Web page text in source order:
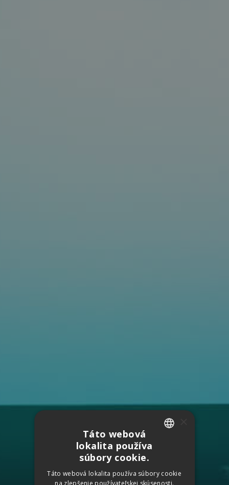
Táto webová
lokalita používa
súbory cookie.
Táto webová lokalita používa súbory cookie
na zlepšenie používateľskej skúsenosti.